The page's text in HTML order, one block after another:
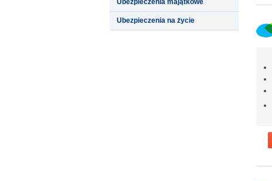
Ubezpieczenia na życie